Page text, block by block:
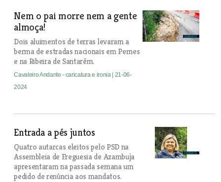
Nem o pai morre nem a gente
almoça!
Dois aluimentos de terras levaram a
berma de estradas nacionais em Pernes
e na Ribeira de Santarém.
Cavaleiro Andante - caricatura e ironia | 21-06-
2024
Entrada a pés juntos
Quatro autarcas eleitos pelo PSD na
Assembleia de Freguesia de Azambuja
apresentaram na passada semana um
pedido de renúncia aos mandatos.